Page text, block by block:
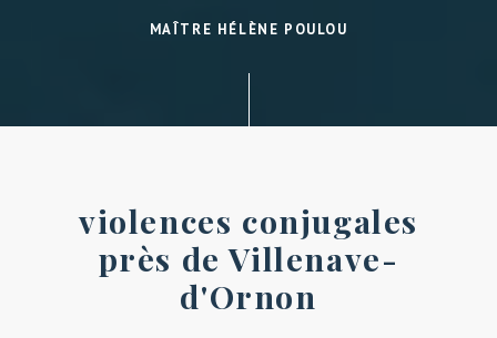
MAÎTRE HÉLÈNE POULOU
violences conjugales
près de Villenave-
d'Ornon